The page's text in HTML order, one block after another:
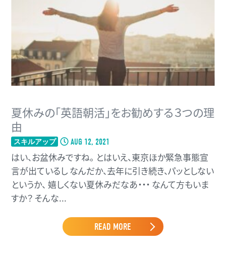
夏休みの「英語朝活」をお勧めする３つの理
由
スキルアップ AUG 12, 2021
はい、お盆休みですね。 とはいえ、東京ほか緊急事態宣
言が出ているし なんだか、去年に引き続き、パッとしない
というか、 嬉しくない夏休みだなあ・・・ なんて方もいま
すか？ そんな...
READ MORE